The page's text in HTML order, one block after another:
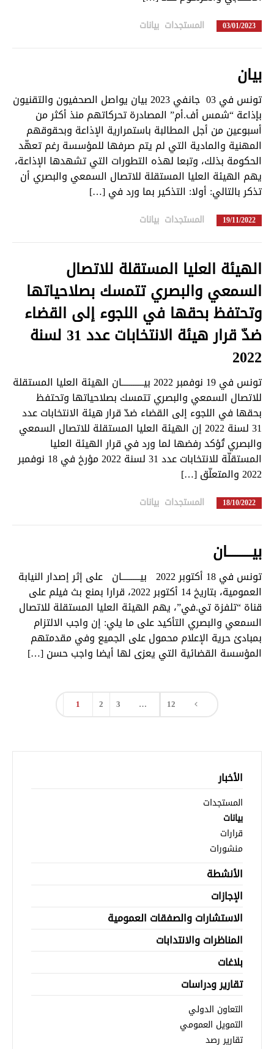
03/01/2023 المستجدات بيانات
بيان
تونس في 03 جانفي 2023 بيان يواصل الصحفيون والتقنيون
بإذاعة “شمس أف.أم” المصادرة تحركاتهم منذ أكثر من
أسبوعين من أجل المطالبة باستمرارية الإذاعة وبحقوقهم
المهنية والمادية التي لم يتم صرفها للمؤسسة رغم تعهّد
الحكومة بذلك، وتبعا لهذه التطورات التي تشهدها الإذاعة،
يهم الهيئة العليا المستقلة للاتصال السمعي والبصري أن
تذكر بالتالي: أولا: التذكير بما ورد في […]
19/11/2022 المستجدات بيانات
الهيئة العليا المستقلة للاتصال
السمعي والبصري تتمسك بصلاحياتها
وتحتفظ بحقها في اللجوء إلى القضاء
ضدّ قرار هيئة الانتخابات عدد 31 لسنة
2022
تونس في 19 نوفمبر 2022 بيــــــــــــان الهيئة العليا المستقلة
للاتصال السمعي والبصري تتمسك بصلاحياتها وتحتفظ
بحقها في اللجوء إلى القضاء ضدّ قرار هيئة الانتخابات عدد
31 لسنة 2022 إن الهيئة العليا المستقلة للاتصال السمعي
والبصري تُؤكد رفضها لما ورد في قرار الهيئة العليا
المستقلّة للانتخابات عدد 31 لسنة 2022 مؤرخ في 18 نوفمبر
2022 والمتعلّق […]
18/10/2022 المستجدات بيانات
بيــــــــــان
تونس في 18 أكتوبر 2022 بيــــــــــان على إثر إصدار النيابة
العمومية، بتاريخ 14 أكتوبر 2022، قرارا بمنع بث فيلم على
قناة “تلفزة تي.في”، يهم الهيئة العليا المستقلة للاتصال
السمعي والبصري التأكيد على ما يلي: إن واجب الالتزام
بمبادئ حرية الإعلام محمول على الجميع وفي مقدمتهم
المؤسسة القضائية التي يعزى لها أيضا واجب حسن […]
1 2 3 … 12
الأخبار
المستجدات
بيانات
قرارات
منشورات
الأنشطة
الإجازات
الاستشارات والصفقات العمومية
المناظرات والانتدابات
بلاغات
تقارير ودراسات
التعاون الدولي
التمويل العمومي
تقارير رصد
تبديل اللغة
Français العربية